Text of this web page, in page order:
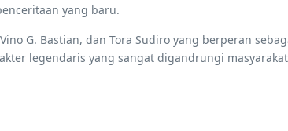
yang baru.
G. Bastian, dan Tora Sudiro yang berperan
legendaris yang sangat digandrungi